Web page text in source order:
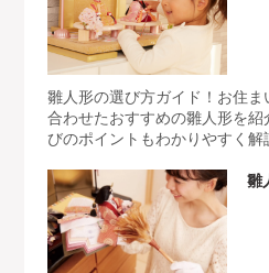
雛人形の選び方ガイド！お住
合わせたおすすめの雛人形を
びのポイントもわかりやすく解
雛